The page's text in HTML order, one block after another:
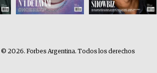
© 2026. Forbes Argentina. Todos los derechos